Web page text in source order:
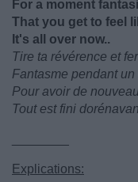
For a moment
That you get to feel
It's all over now..
Tire ta révérence et
Fantasme pendant un
Pour avoir de
Tout est fini
Explications: